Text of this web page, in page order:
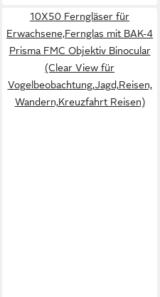
10X50 Ferngläser für
Erwachsene,Fernglas mit BAK-4
Prisma FMC Objektiv Binocular
(Clear View für
Vogelbeobachtung,Jagd,Reisen,
Wandern,Kreuzfahrt Reisen)